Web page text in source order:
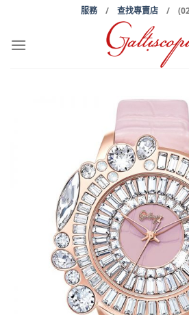
content
服務/ 查找專賣店 /